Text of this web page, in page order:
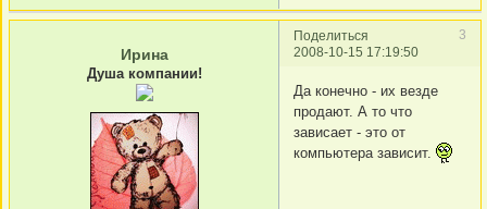
Поделиться
3
2008-10-15 17:19:50
Ирина
Душа компании!
Да конечно - их везде
продают. А то что
зависает - это от
компьютера зависит.